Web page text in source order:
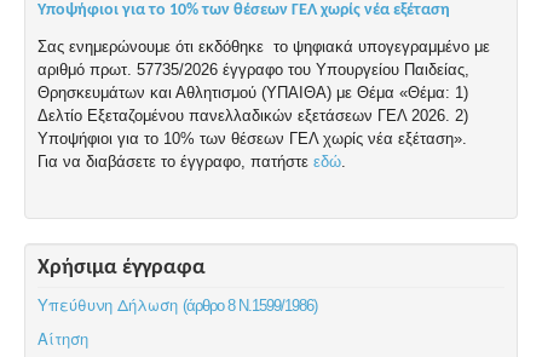
Υποψήφιοι για το 10% των θέσεων ΓΕΛ χωρίς νέα εξέταση
Σας ενημερώνουμε ότι εκδόθηκε το ψηφιακά υπογεγραμμένο με
αριθμό πρωτ. 57735/2026 έγγραφο του Υπουργείου Παιδείας,
Θρησκευμάτων και Αθλητισμού (ΥΠΑΙΘΑ) με Θέμα «Θέμα: 1)
Δελτίο Εξεταζομένου πανελλαδικών εξετάσεων ΓΕΛ 2026. 2)
Υποψήφιοι για το 10% των θέσεων ΓΕΛ χωρίς νέα εξέταση».
Για να διαβάσετε το έγγραφο, πατήστε εδώ
Χρήσιμα έγγραφα
Υπεύθυνη Δήλωση (άρθρο 8 Ν.1599/1986)
Αίτηση